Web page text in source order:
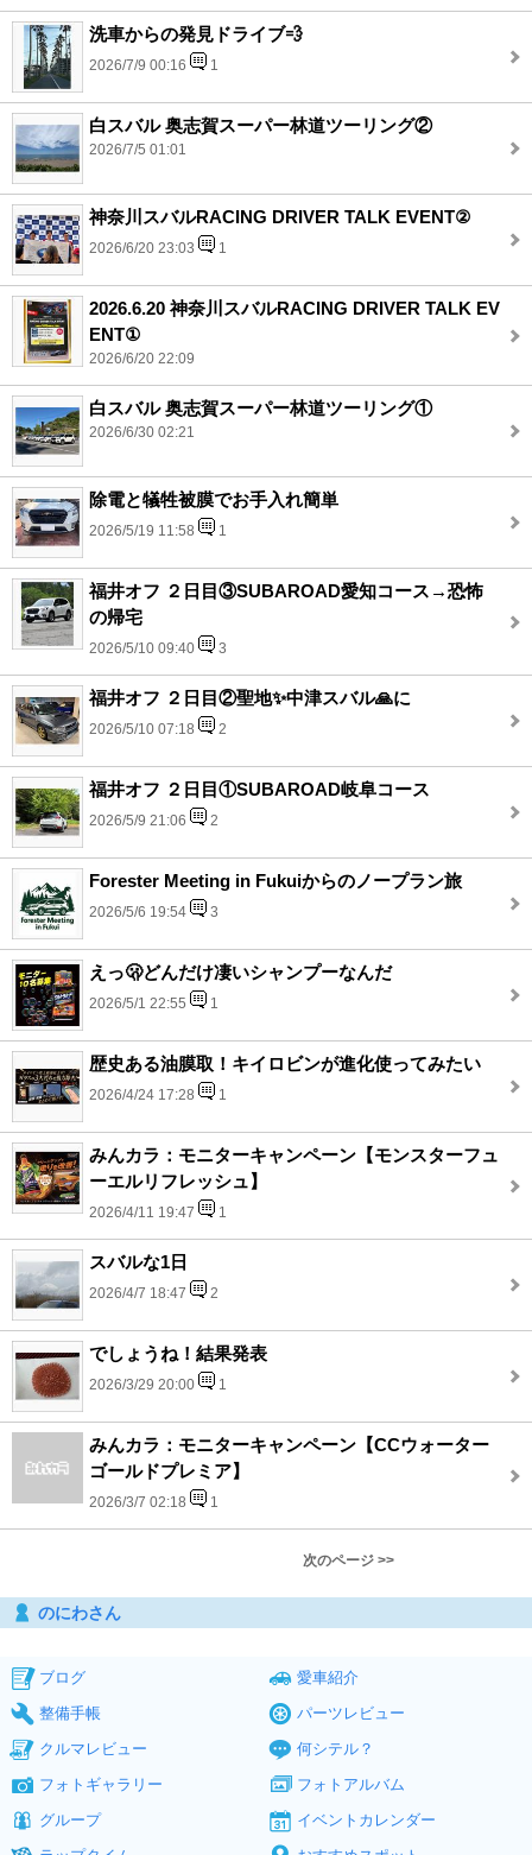
洗車からの発見ドライブ💨
2026/7/9 00:16 1
白スバル 奥志賀スーパー林道ツーリング②
2026/7/5 01:01
神奈川スバルRACING DRIVER TALK EVENT②
2026/6/20 23:03 1
2026.6.20 神奈川スバルRACING DRIVER TALK EV
ENT①
2026/6/20 22:09
白スバル 奥志賀スーパー林道ツーリング①
2026/6/30 02:21
除電と犠牲被膜でお手入れ簡単
2026/5/19 11:58 1
福井オフ ２日目③SUBAROAD愛知コース→恐怖
の帰宅
2026/5/10 09:40 3
福井オフ ２日目②聖地✨中津スバル🙏に
2026/5/10 07:18 2
福井オフ ２日目①SUBAROAD岐阜コース
2026/5/9 21:06 2
Forester Meeting in Fukuiからのノープラン旅
2026/5/6 19:54 3
えっ🫢どんだけ凄いシャンプーなんだ
2026/5/1 22:55 1
歴史ある油膜取！キイロビンが進化使ってみたい
2026/4/24 17:28 1
みんカラ：モニターキャンペーン【モンスターフュ
ーエルリフレッシュ】
2026/4/11 19:47 1
スバルな1日
2026/4/7 18:47 2
でしょうね！結果発表
2026/3/29 20:00 1
みんカラ：モニターキャンペーン【CCウォーター
ゴールドプレミア】
2026/3/7 02:18 1
次のページ >>
のにわさん
ブログ
愛車紹介
整備手帳
パーツレビュー
クルマレビュー
何シテル？
フォトギャラリー
フォトアルバム
グループ
イベントカレンダー